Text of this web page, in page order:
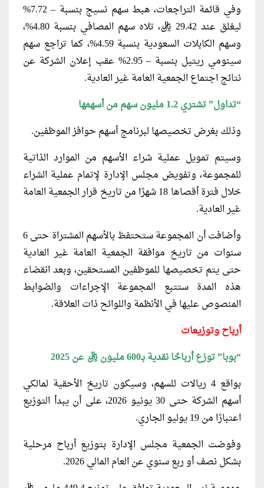
وفي قائمة التراجعات، هبط سهم نسيج بنسبة – 7.72%
ليغلق عند 29.42 ريال، تلاه سهم المصافي بنسبة 4.80%،
وسهم الكابلات السعودية بنسبة 4.59%، كما تراجع سهم
سينومي ريتيل بنسبة – 2.95% عقب إعلان الشركة عن
نتائج اجتماع الجمعية العامة غير العادية.
“تداول” تشتري 1.2 مليون سهم من أسهمها
وذلك بغرض تخصيصها لبرنامج أسهم حوافز الموظفين.
وسيتم تمويل عملية شراء الأسهم من الموارد الذاتية
للمجموعة، وتفويض مجلس الإدارة لإتمام عملية الشراء
خلال فترة أقصاها 18 شهرًا من تاريخ قرار الجمعية العامة
غير العادية.
وأضافت أن المجموعة ستحتفظ بالأسهم المشتراة حتى 6
سنوات من تاريخ موافقة الجمعية العامة غير العادية
حتى يتم تخصيصها للموظفين المستحقين، وبعد انقضاء
هذه المدة ستتبع المجموعة الإجراءات والضوابط
المنصوص عليها في الأنظمة واللوائح ذات العلاقة.
أرباح وتوزيعات
“بوبا” توزع أرباحًا نقدية بـ600 مليون ريال عن 2025
بواقع 4 ريالات للسهم، وسيكون تاريخ الأحقية لمالكي
أسهم الشركة حتى 30 يونيو 2026، على أن يبدأ التوزيع
اعتبارًا من 19 يوليو الجاري.
وفوضت الجمعية مجلس الإدارة بتوزيع أرباح مرحلية
بشكل نصف أو ربع سنوي عن العام المالي 2026.